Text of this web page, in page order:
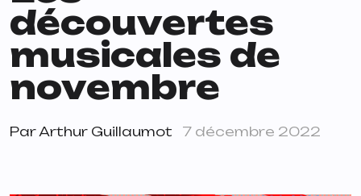
découvertes
musicales de
novembre
ParArthur Guillaumot 7 décembre 2022